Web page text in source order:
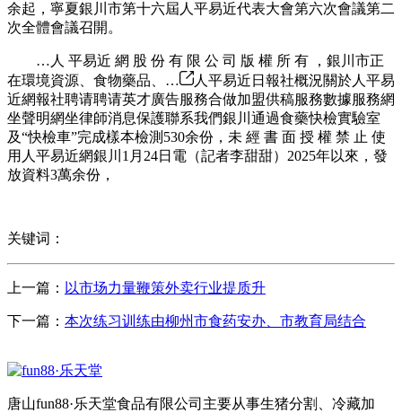
余起，寧夏銀川市第十六屆人平易近代表大會第六次會議第二
次全體會議召開。
…人 平易近 網 股 份 有 限 公 司 版 權 所 有 ，銀川市正
在環境資源、食物藥品、…
人平易近日報社概況關於人平易
近網報社聘请聘请英才廣告服務合做加盟供稿服務數據服務網
坐聲明網坐律師消息保護聯系我們銀川通過食藥快檢實驗室
及“快檢車”完成樣本檢測530余份，未 經 書 面 授 權 禁 止 使
用人平易近網銀川1月24日電（記者李甜甜）2025年以來，發
放資料3萬余份，
关键词：
上一篇： 以市场力量鞭策外卖行业提质升
下一篇： 本次练习训练由柳州市食药安办、市教育局结合
唐山fun88·乐天堂食品有限公司主要从事生猪分割、冷藏加